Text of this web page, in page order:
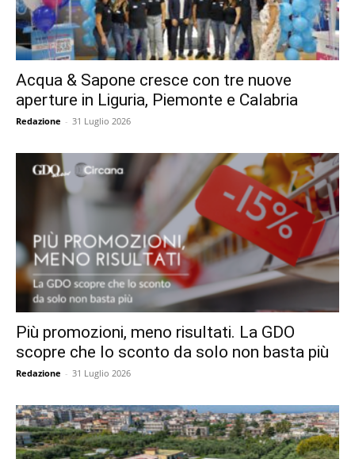
Acqua & Sapone cresce con tre nuove
aperture in Liguria, Piemonte e Calabria
Redazione - 31 Luglio 2026
Più promozioni, meno risultati. La GDO
scopre che lo sconto da solo non basta più
Redazione - 31 Luglio 2026